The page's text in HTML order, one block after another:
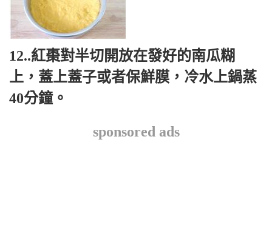
12..紅棗對半切開放在發好的南瓜糊
上，蓋上蓋子或者保鮮膜，冷水上鍋蒸
40分鐘。
sponsored ads